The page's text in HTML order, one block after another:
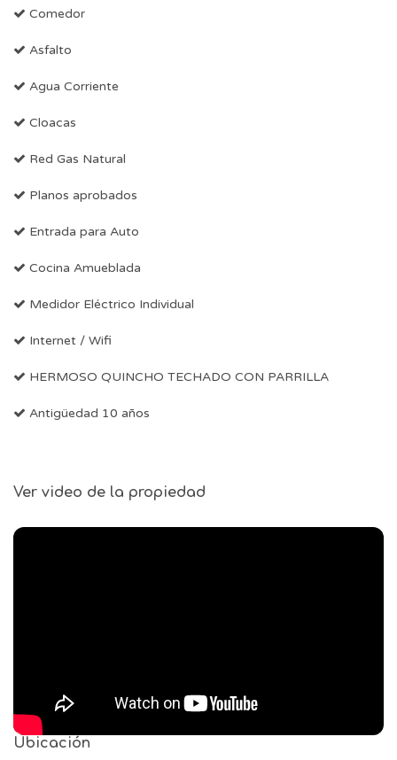
Comedor
Asfalto
Agua Corriente
Cloacas
Red Gas Natural
Planos aprobados
Entrada para Auto
Cocina Amueblada
Medidor Eléctrico Individual
Internet / Wifi
HERMOSO QUINCHO TECHADO CON PARRILLA
Antigüedad 10 años
Ver video de la propiedad
Ubicación